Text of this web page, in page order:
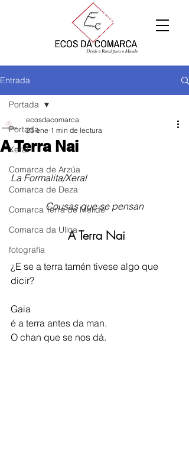
Entrada
Portada
Xeral
Comarca de Arzúa
Comarca de Deza
Comarca Terra de Melide
Comarca da Ulloa
fotografía
Portada
A Terra Nai
ecosdacomarca
25 ene 1 min de lectura
La Formalita/Xeral
Cousas que se pensan
A Terra Nai
¿E se a terra tamén tivese algo que
dicir?
Gaia
é a terra antes da man.
O chan que se nos dá.